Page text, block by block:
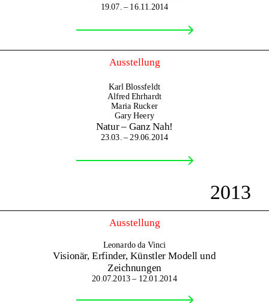
19.07. – 16.11.2014
Ausstellung
Karl Blossfeldt
Alfred Ehrhardt
Maria Rucker
Gary Heery
Natur – Ganz Nah!
23.03. – 29.06.2014
2013
Ausstellung
Leonardo da Vinci
Visionär, Erfinder, Künstler Modell und
Zeichnungen
20.07.2013 – 12.01.2014